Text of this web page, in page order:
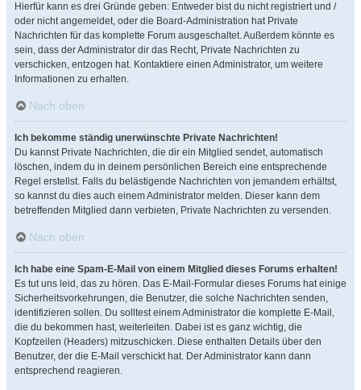
Hierfür kann es drei Gründe geben: Entweder bist du nicht registriert und /
oder nicht angemeldet, oder die Board-Administration hat Private
Nachrichten für das komplette Forum ausgeschaltet. Außerdem könnte es
sein, dass der Administrator dir das Recht, Private Nachrichten zu
verschicken, entzogen hat. Kontaktiere einen Administrator, um weitere
Informationen zu erhalten.
Nach oben
Ich bekomme ständig unerwünschte Private Nachrichten!
Du kannst Private Nachrichten, die dir ein Mitglied sendet, automatisch
löschen, indem du in deinem persönlichen Bereich eine entsprechende
Regel erstellst. Falls du belästigende Nachrichten von jemandem erhältst,
so kannst du dies auch einem Administrator melden. Dieser kann dem
betreffenden Mitglied dann verbieten, Private Nachrichten zu versenden.
Nach oben
Ich habe eine Spam-E-Mail von einem Mitglied dieses Forums erhalten!
Es tut uns leid, das zu hören. Das E-Mail-Formular dieses Forums hat einige
Sicherheitsvorkehrungen, die Benutzer, die solche Nachrichten senden,
identifizieren sollen. Du solltest einem Administrator die komplette E-Mail,
die du bekommen hast, weiterleiten. Dabei ist es ganz wichtig, die
Kopfzeilen (Headers) mitzuschicken. Diese enthalten Details über den
Benutzer, der die E-Mail verschickt hat. Der Administrator kann dann
entsprechend reagieren.